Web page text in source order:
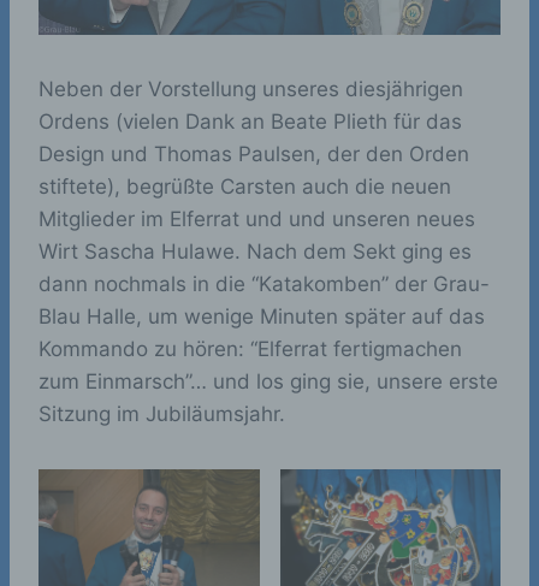
Neben der Vorstellung unseres diesjährigen
Ordens (vielen Dank an Beate Plieth für das
Design und Thomas Paulsen, der den Orden
stiftete), begrüßte Carsten auch die neuen
Mitglieder im Elferrat und und unseren neues
Wirt Sascha Hulawe. Nach dem Sekt ging es
dann nochmals in die “Katakomben” der Grau-
Blau Halle, um wenige Minuten später auf das
Kommando zu hören: “Elferrat fertigmachen
zum Einmarsch”… und los ging sie, unsere erste
Sitzung im Jubiläumsjahr.